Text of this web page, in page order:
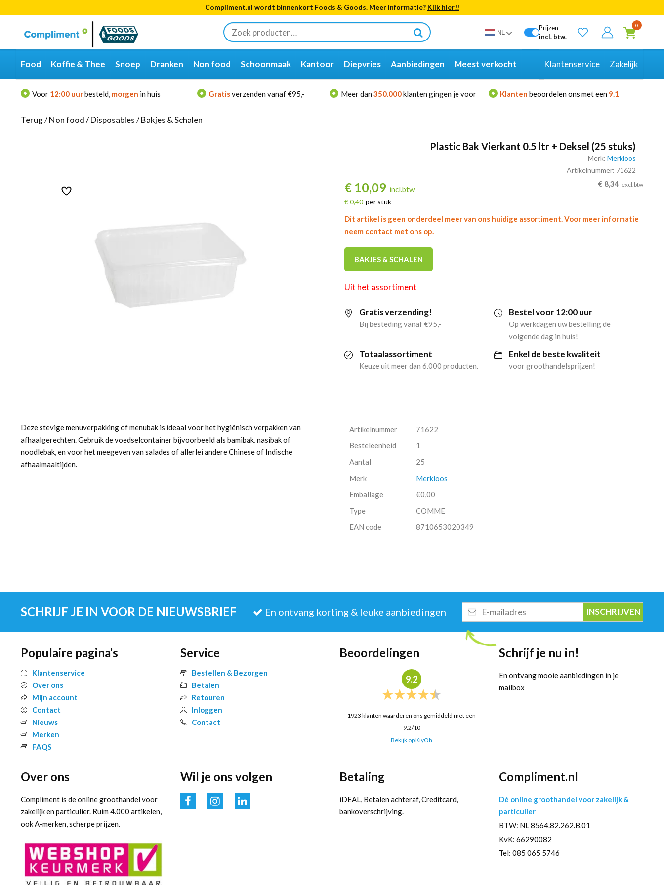
Compliment.nl wordt binnenkort Foods & Goods. Meer informatie? Klik hier!!
Zoeken
naar:
Categorieën
Merken
NL
Prijzen
incl. btw.
0
Food Koffie & Thee Snoep Dranken Non food Schoonmaak Kantoor Diepvries Aanbiedingen Meest verkocht Klantenservice Zakelijk
Voor 12:00 uurbesteld, morgen in huis Gratisverzenden vanaf €95,- Meer dan 350.000klanten gingen je voor Klanten beoordelen ons met een 9.1
Terug/Non food/Disposables/Bakjes & Schalen
Plastic Bak Vierkant 0.5 ltr + Deksel (25 stuks)
Merk: Merkloos
Artikelnummer: 71622
€ 10,09 incl.btw
€ 0,40 per stuk
€ 8,34 excl.btw
Dit artikel is geen onderdeel meer van ons huidige assortiment. Voor meer informatie
neem contact met ons op.
BAKJES & SCHALEN
Uit het assortiment
Gratis verzending!
Bij besteding vanaf €95,-
Bestel voor 12:00 uur
Op werkdagen uw bestelling de
volgende dag in huis!
Totaalassortiment
Keuze uit meer dan 6.000 producten.
Enkel de beste kwaliteit
voor groothandelsprijzen!
Deze stevige menuverpakking of menubak is ideaal voor het hygiënisch verpakken van
afhaalgerechten. Gebruik de voedselcontainer bijvoorbeeld als bamibak, nasibak of
noodlebak, en voor het meegeven van salades of allerlei andere Chinese of Indische
afhaalmaaltijden.
Artikelnummer
71622
Besteleenheid
1
Aantal
25
Merk
Merkloos
Emballage
€0,00
Type
COMME
EAN code
8710653020349
SCHRIJF JE IN VOOR DE NIEUWSBRIEF En ontvang korting & leuke aanbiedingen
mailadres
Populaire pagina’s
Klantenservice
Over ons
Mijn account
Contact
Nieuws
Merken
FAQS
Service
Bestellen & Bezorgen
Betalen
Retouren
Inloggen
Contact
Beoordelingen
9.2
1923 klanten waarderen ons gemiddeld met een
9.2/10
Bekijk op KiyOh
Schrijf je nu in!
En ontvang mooie aanbiedingen in je
mailbox
Over ons
Compliment is de online groothandel voor
zakelijk en particulier. Ruim 4.000 artikelen,
ook A-merken, scherpe prijzen.
Wil je ons volgen Betaling
iDEAL, Betalen achteraf, Creditcard,
bankoverschrijving.
Compliment.nl
Dé online groothandel voor zakelijk &
particulier
BTW: NL 8564.82.262.B.01
KvK: 66290082
Tel: 085 065 5746